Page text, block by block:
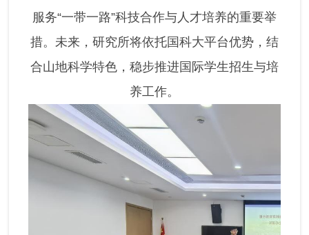
服务“一带一路”科技合作与人才培养的重要举
措。未来，研究所将依托国科大平台优势，结
合山地科学特色，稳步推进国际学生招生与培
养工作。